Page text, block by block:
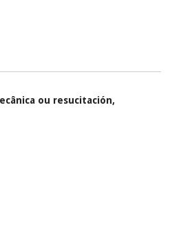
ou resucitación,